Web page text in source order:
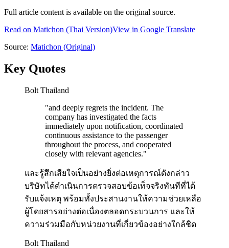
Full article content is available on the original source.
Read on Matichon (Thai Version)View in Google Translate
Source: Matichon (Original)
Key Quotes
Bolt Thailand
"and deeply regrets the incident. The
company has investigated the facts
immediately upon notification, coordinated
continuous assistance to the passenger
throughout the process, and cooperated
closely with relevant agencies."
และรู้สึกเสียใจเป็นอย่างยิ่งต่อเหตุการณ์ดังกล่าว
บริษัทได้ดำเนินการตรวจสอบข้อเท็จจริงทันทีที่ได้
รับแจ้งเหตุ พร้อมทั้งประสานงานให้ความช่วยเหลือ
ผู้โดยสารอย่างต่อเนื่องตลอดกระบวนการ และให้
ความร่วมมือกับหน่วยงานที่เกี่ยวข้องอย่างใกล้ชิด
Bolt Thailand